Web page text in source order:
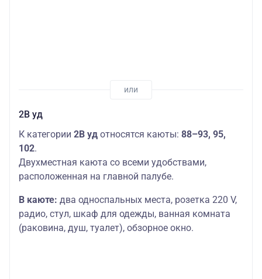
2В уд
К категории 2В уд относятся каюты: 88–93, 95,
102.
Двухместная каюта со всеми удобствами,
расположенная на главной палубе.
В каюте: два односпальных места, розетка 220 V,
радио, стул, шкаф для одежды, ванная комната
(раковина, душ, туалет), обзорное окно.